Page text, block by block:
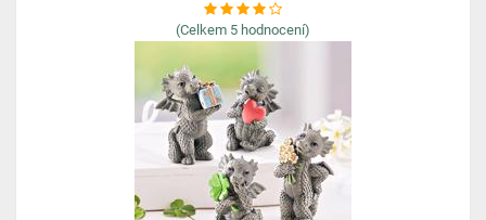
(Celkem 5 hodnocení)